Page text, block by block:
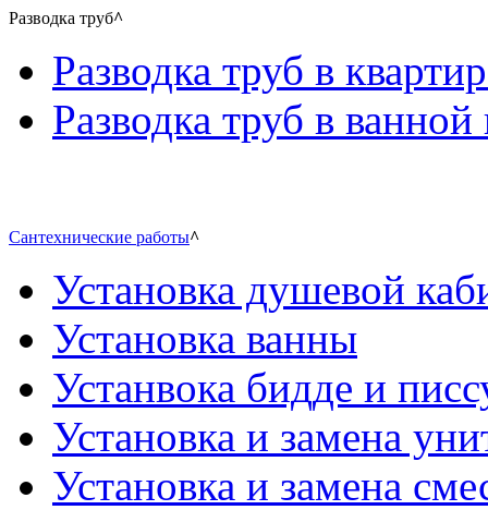
Разводка труб^
Разводка труб в
Разводка труб в ванной
Сантехнические работы^
Установка душевой
Установка ванны
Устанвока бидде и
Установка и замена
Установка и замена